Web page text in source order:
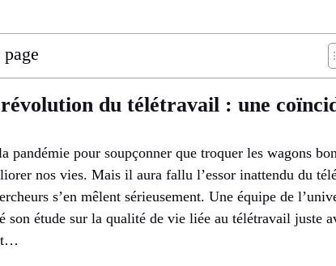
du télétravail : une
pandémie pour soupçonner que troquer les wagons
nos vies. Mais il aura fallu l’essor inattendu du
s’en mêlent sérieusement. Une équipe de
son étude sur la qualité de vie liée au télétravail juste